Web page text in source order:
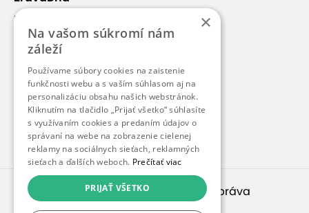
Zobraziť viac
O REŠTAURÁCII LEBERFINGER
Reštaurácia Leberfinger, zameraná na prešporskú
kuchyňu, je regionálnou reštauráciou s vyše 250
ročnou tradíciou. Je situovaná na dunajskom
nábreží pri Sade Janka Kráľa v Petržalke v
historickom objekte hostinca. K dispozícii je vlastné
parkovisko, detské ihrisko vonku ako aj detský kútik
vnútri reštaurácie.
Náš príbeh
Kontakt
Kariéra
Blog
Pre médiá
Pre partnerov
© 2010 – 2026inspirago s. r. o.
. Všetky práva
vyhradené.
×
Na vašom súkromí nám
záleží
Používame súbory cookies na zaistenie
funkčnosti webu a s vaším súhlasom aj na
personalizáciu obsahu našich webstránok.
Kliknutím na tlačidlo „Prijať všetko“ súhlasíte
s využívaním cookies a predaním údajov o
správaní na webe na zobrazenie cielenej
reklamy na sociálnych sieťach, reklamných
sieťach a ďalších weboch. Prečítať viac
PRIJAŤ VŠETKO